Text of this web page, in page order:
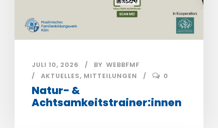
JULI 10, 2026 BY WEBBFMF
AKTUELLES, MITTEILUNGEN 0
Natur- &
Achtsamkeitstrainer:innen